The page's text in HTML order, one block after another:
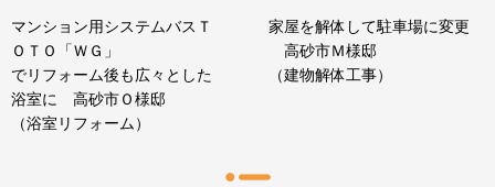
マンション用システムバスＴ
ＯＴＯ「ＷＧ」
でリフォーム後も広々とした
浴室に 高砂市Ｏ様邸
（浴室リフォーム）
家屋を解体して駐車場に変更
高砂市Ｍ様邸
（建物解体工事）